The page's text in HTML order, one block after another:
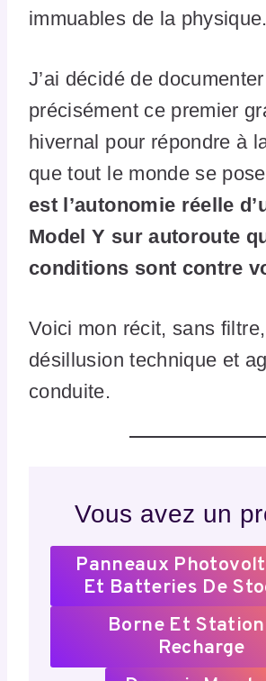
immuables de la physique.
J’ai décidé de documenter
précisément ce premier
hivernal pour répondre à
que tout le monde se
est l’autonomie réelle
Model Y sur autoroute
conditions sont contre
Voici mon récit, sans
désillusion technique et
conduite.
Vous avez un
Panneaux
Et Batteries De
Borne Et
Recharge